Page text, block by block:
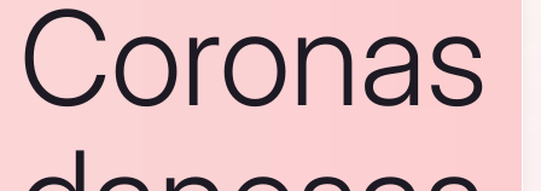
Coronas